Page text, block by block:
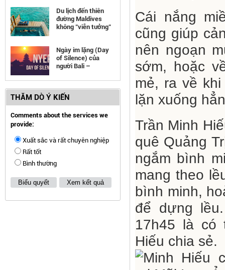
Du lịch đến thiên
đường Maldives
không "viễn tưởng"
Ngày im lặng (Day
of Silence) của
người Bali –
THĂM DÒ Ý KIẾN
Comments about the services we
provide:
Xuất sắc và rất chuyên nghiệp
Rất tốt
Bình thường
Biểu quyết Xem kết quả
Cái nắng
cũng giúp
nên ngoạn
sớm, hoặc
mẻ, ra về
lặn xuống
Trần Minh
quê Quảng
ngắm bình
mang theo
bình minh,
để dựng
17h45 là có
Hiếu chia sẻ.